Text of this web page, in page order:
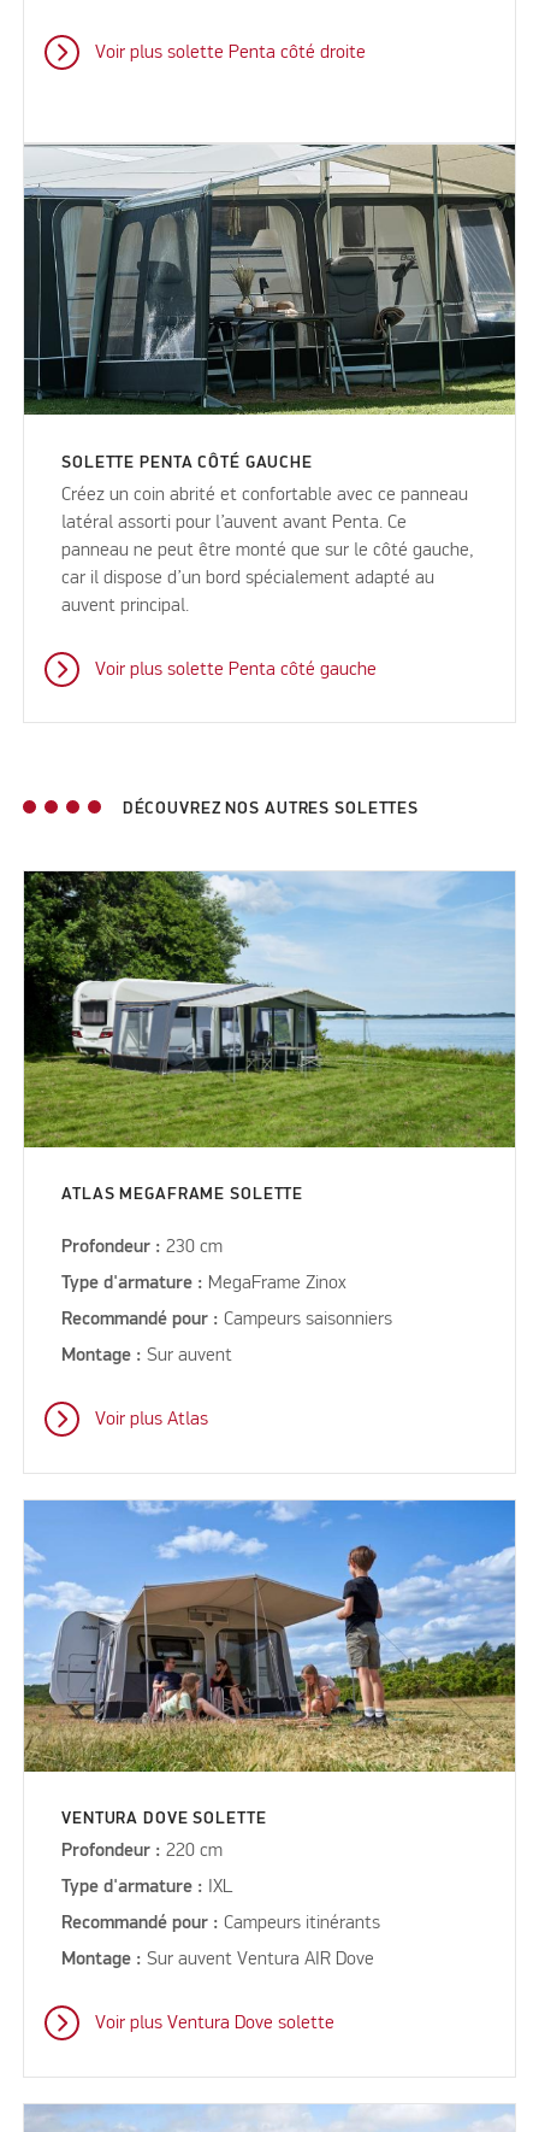
Voir plus solette Penta côté droite
SOLETTE PENTA CÔTÉ GAUCHE
Créez un coin abrité et confortable avec ce panneau
latéral assorti pour l’auvent avant Penta. Ce
panneau ne peut être monté que sur le côté gauche,
car il dispose d’un bord spécialement adapté au
auvent principal.
Voir plus solette Penta côté gauche
DÉCOUVREZ NOS AUTRES SOLETTES
ATLAS MEGAFRAME SOLETTE
Profondeur :230 cm
Type d'armature : MegaFrame Zinox
Recommandé pour : Campeurs saisonniers
Montage : Sur auvent
Voir plus Atlas
VENTURA DOVE SOLETTE
Profondeur :220 cm
Type d'armature : IXL
Recommandé pour :Campeurs itinérants
Montage : Sur auvent Ventura AIR Dove
Voir plus Ventura Dove solette